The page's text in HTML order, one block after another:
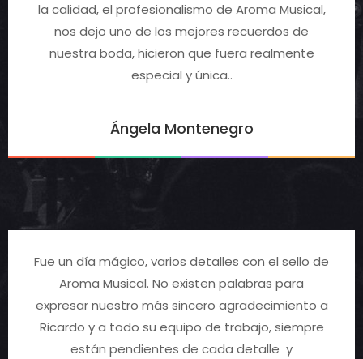
la calidad, el profesionalismo de Aroma Musical,
nos dejo uno de los mejores recuerdos de
nuestra boda, hicieron que fuera realmente
especial y única..
Ángela Montenegro
Fue un día mágico, varios detalles con el sello de
Aroma Musical. No existen palabras para
expresar nuestro más sincero agradecimiento a
Ricardo y a todo su equipo de trabajo, siempre
están pendientes de cada detalle y